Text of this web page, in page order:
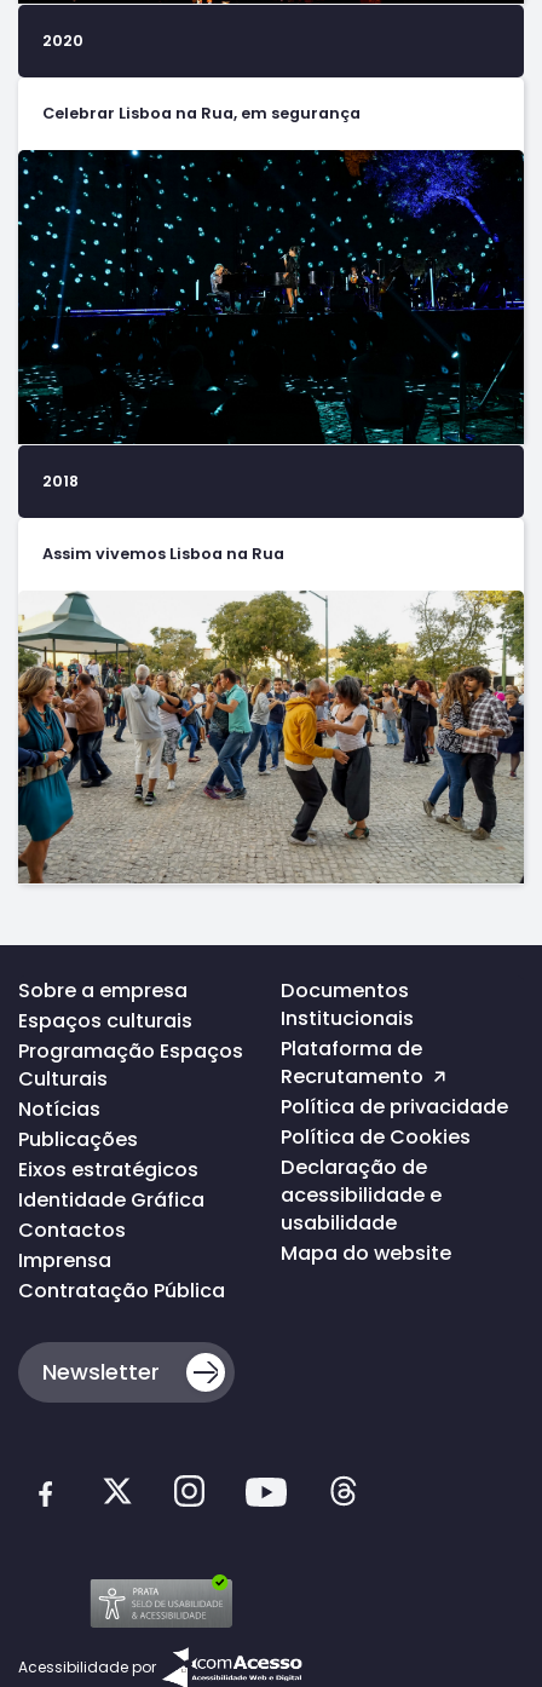
2020
Celebrar Lisboa na Rua, em segurança
2018
Assim vivemos Lisboa na Rua
Voltar
ao
topo
da
página
Sobre a empresa
Espaços culturais
Programação Espaços
Culturais
Notícias
Publicações
Eixos estratégicos
Identidade Gráfica
Contactos
Imprensa
Contratação Pública
Documentos
Institucionais
Plataforma de
Recrutamento
Política de privacidade
Política de Cookies
Declaração de
acessibilidade e
usabilidade
Mapa do website
Newsletter
Acessibilidade por